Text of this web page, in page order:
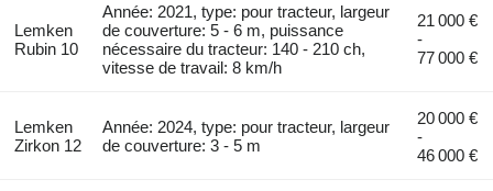
Lemken
Rubin 10
Année: 2021, type: pour tracteur, largeur
de couverture: 5 - 6 m, puissance
nécessaire du tracteur: 140 - 210 ch,
vitesse de travail: 8 km/h
21 000 €
-
77 000 €
Lemken
Zirkon 12
Année: 2024, type: pour tracteur, largeur
de couverture: 3 - 5 m
20 000 €
-
46 000 €